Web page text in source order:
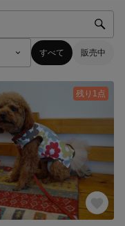
すべて 販売中
残り1点